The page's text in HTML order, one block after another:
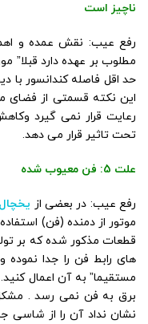
ناچیز است
رفع عیب: نقش عمده و
مطلوب بر عهده دارد قبلا”
این نکته قسمتی از فضای
رعایت قرار نمی گیرد
تحت تاثیر قرار می دهد.
علت 5: فن معیوب شده
رفع عیب: در بعضی از
موتور از دمنده (فن)
قطعات مذکور شده که بر
مستقیما” به آن اعمال
برق به فن نمی رسد .
نشان نداد آن را از شاسی